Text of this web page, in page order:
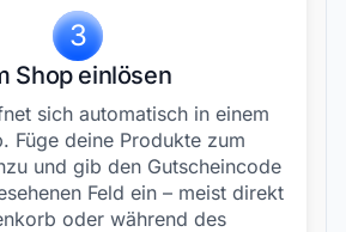
3
Shop einlösen
sich automatisch in einem
Füge deine Produkte zum
und gib den Gutscheincode
Feld ein – meist direkt
oder während des